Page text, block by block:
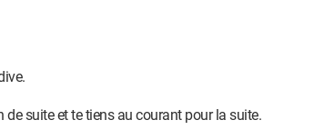
suite et te tiens au courant pour la suite.